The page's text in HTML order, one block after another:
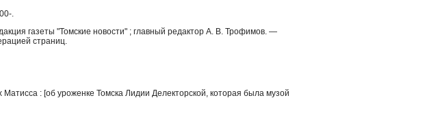
.
газеты "Томские новости" ; главный редактор А. В. Трофимов. —
страниц.
Матисса : [об уроженке Томска Лидии Делекторской, которая была музой